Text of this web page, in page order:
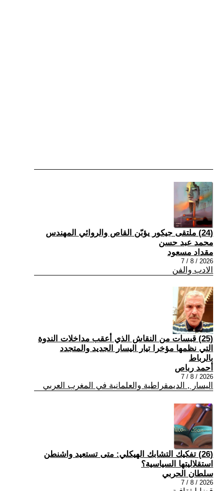
(24) ملتقى جيكور يؤبّن القاص والروائي المهندس
محمد عبد حسن
مقداد مسعود
2026 / 8 / 7
الادب والفن
(25) قبسات من النقاش الذي أعقب مداخلات الندوة
التي نظمها مؤخرا تيار اليسار الجديد والمتجدد
بالرباط
أحمد رباص
2026 / 8 / 7
اليسار , الديمقراطية والعلمانية في المغرب العربي
(26) تفكيك التشابك الهيكلي: متى تستعيد واشنطن
استقلاليتها السياسية؟
سلطان الحربي
2026 / 8 / 7